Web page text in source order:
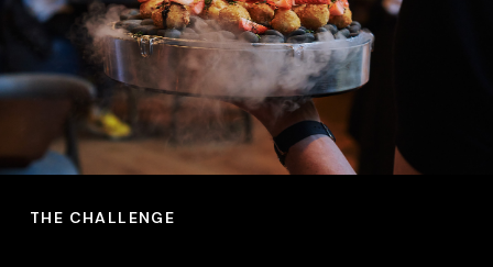
THE CHALLENGE